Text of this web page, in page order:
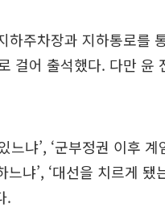
하주차장과 지하통로를
걸어 출석했다. 다만 윤
냐’, ‘군부정권 이후 계
냐’, ‘대선을 치르게 됐
.